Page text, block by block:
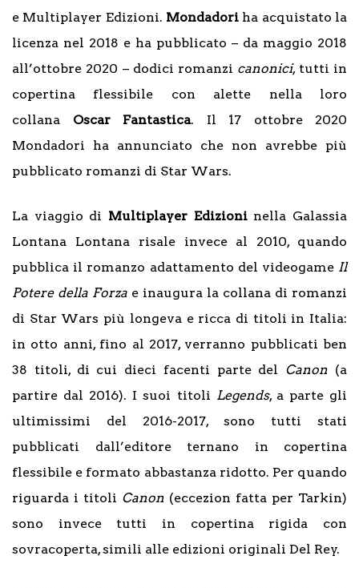
e Multiplayer Edizioni. Mondadori ha acquistato la
licenza nel 2018 e ha pubblicato – da maggio 2018
all’ottobre 2020 – dodici romanzi canonici, tutti in
copertina flessibile con alette nella loro
collana Oscar Fantastica. Il 17 ottobre 2020
Mondadori ha annunciato che non avrebbe più
pubblicato romanzi di Star Wars.
La viaggio di Multiplayer Edizioninella Galassia
Lontana Lontana risale invece al 2010, quando
pubblica il romanzo adattamento del videogame Il
Potere della Forza e inaugura la collana di romanzi
di Star Wars più longeva e ricca di titoli in Italia:
in otto anni, fino al 2017, verranno pubblicati ben
38 titoli, di cui dieci facenti parte del Canon (a
partire dal 2016). I suoi titoli Legends, a parte gli
ultimissimi del 2016-2017, sono tutti stati
pubblicati dall’editore ternano in copertina
flessibile e formato abbastanza ridotto. Per quando
riguarda i titoli Canon (eccezion fatta per Tarkin)
sono invece tutti in copertina rigida con
sovracoperta, simili alle edizioni originali Del Rey.